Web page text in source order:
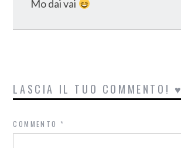
Mo dai vai
LASCIA IL TUO COMMENTO! ♥
COMMENTO*